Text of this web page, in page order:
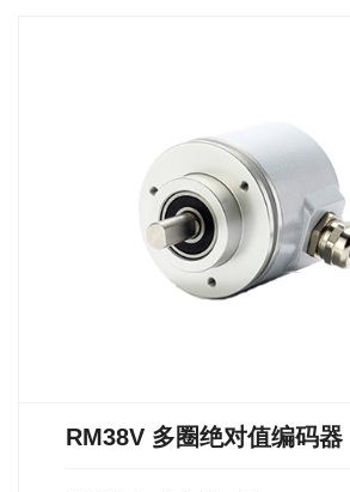
RM38V 多圈绝对值编码器